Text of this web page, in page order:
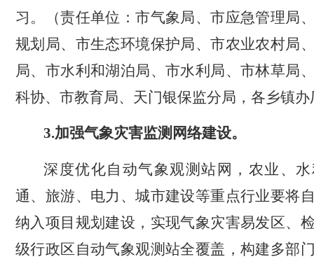
习。（责任单位：市气象局、市应急管理局
规划局、市生态环境保护局、市农业农村局
局、市水利和湖泊局、市水利局、市林草局
科协、市教育局、天门银保监分局，各乡镇办
3.加强气象灾害监测网络建设。
深度优化自动气象观测站网，农业、
通、旅游、电力、城市建设等重点行业要将
纳入项目规划建设，实现气象灾害易发区、
级行政区自动气象观测站全覆盖，构建多部